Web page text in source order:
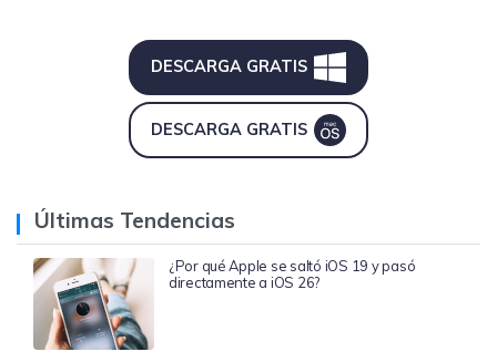
DESCARGA GRATIS
DESCARGA GRATIS
Últimas Tendencias
¿Por qué Apple se saltó iOS 19 y pasó
directamente a iOS 26?